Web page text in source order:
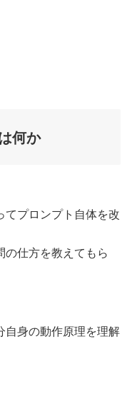
何か
てプロンプト自体を改
の仕方を教えてもら
自身の動作原理を理解